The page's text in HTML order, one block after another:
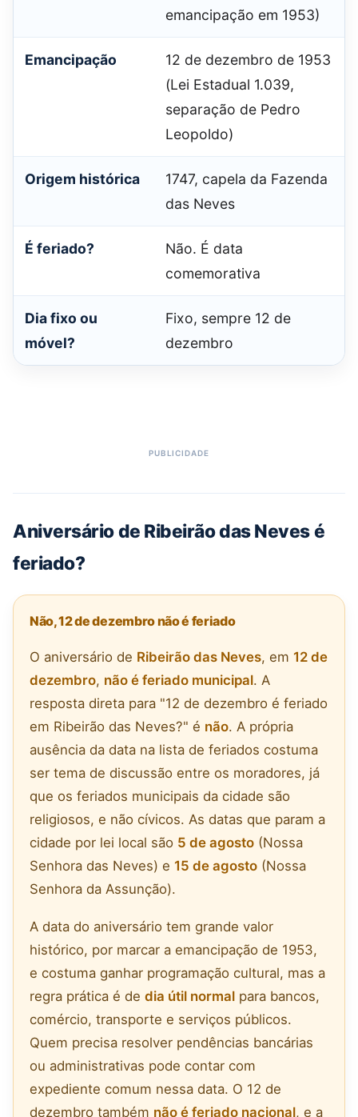
emancipação em 1953)
Emancipação
12 de dezembro de 1953
(Lei Estadual 1.039,
separação de Pedro
Leopoldo)
Origem histórica
1747, capela da Fazenda
das Neves
É feriado?
Não. É data
comemorativa
Dia fixo ou
móvel?
Fixo, sempre 12 de
dezembro
Aniversário de Ribeirão das Neves é
feriado?
Não, 12 de dezembro não é feriado
O aniversário de Ribeirão das Neves, em 12 de
dezembro, não é feriado municipal. A
resposta direta para "12 de dezembro é feriado
em Ribeirão das Neves?" é não. A própria
ausência da data na lista de feriados costuma
ser tema de discussão entre os moradores, já
que os feriados municipais da cidade são
religiosos, e não cívicos. As datas que param a
cidade por lei local são 5 de agosto (Nossa
Senhora das Neves) e 15 de agosto (Nossa
Senhora da Assunção).
A data do aniversário tem grande valor
histórico, por marcar a emancipação de 1953,
e costuma ganhar programação cultural, mas a
regra prática é de dia útil normal para bancos,
comércio, transporte e serviços públicos.
Quem precisa resolver pendências bancárias
ou administrativas pode contar com
expediente comum nessa data. O 12 de
dezembro também não é feriado nacional, e a